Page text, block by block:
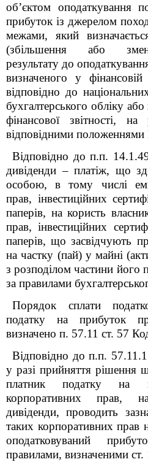
об’єктом оподаткування
прибуток із джерелом
межами, який
(збільшення або
результату до
визначеного у фінансовій
відповідно до
бухгалтерського обліку
фінансової звітності, на
відповідними положеннями
Відповідно до п.п.
дивіденди – платіж, що
особою, в тому числі
прав, інвестиційних
паперів, на користь
прав, інвестиційних
паперів, що засвідчують
на частку (пай) у майні
з розподілом частини його
за правилами
Порядок сплати
податку на прибуток
визначено п. 57.11 ст. 57
Відповідно до п.п. 57.11
у разі прийняття рішення
платник податку на
корпоративних прав,
дивіденди, проводить
таких корпоративних прав
оподатковуваний
правилами, визначеними ст.